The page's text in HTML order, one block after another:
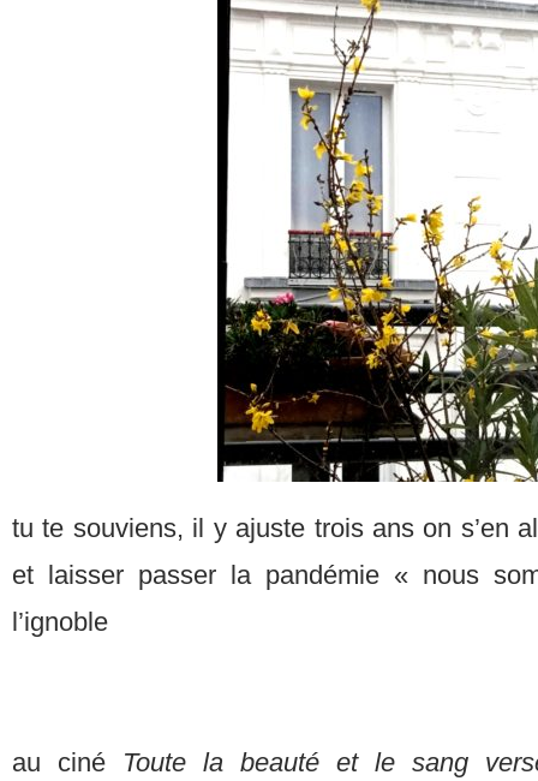
tu te souviens, il y ajuste trois ans on s’en
et laisser passer la pandémie « nous
l’ignoble
au ciné Toute la beauté et le sang